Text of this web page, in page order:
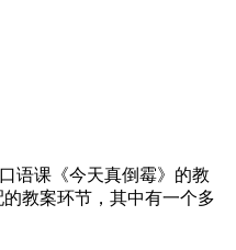
语课《今天真倒霉》的教
教案环节，其中有一个多